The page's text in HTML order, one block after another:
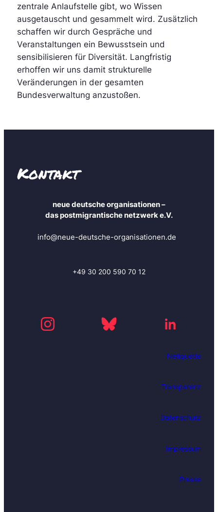
zentrale Anlaufstelle gibt, wo Wissen
ausgetauscht und gesammelt wird. Zusätzlich
schaffen wir durch Gespräche und
Veranstaltungen ein Bewusstsein und
sensibilisieren für Diversität. Langfristig
erhoffen wir uns damit strukturelle
Veränderungen in der gesamten
Bundesverwaltung anzustoßen.
Kontakt
neue deutsche organisationen –
das postmigrantische netzwerk e.V.
info@neue-deutsche-organisationen.de
+49 30 200 590 70 12
Netiquette
Transparenz
Datenschutz
Impressum
Presse